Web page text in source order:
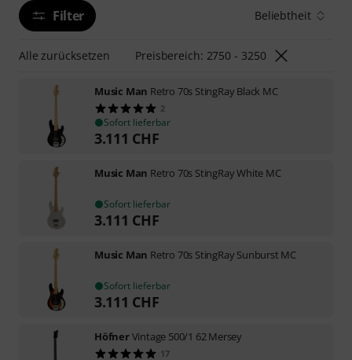
Filter Beliebtheit
Alle zurücksetzen Preisbereich: 2750 - 3250
Music Man Retro 70s StingRay Black MC
2
Sofort lieferbar
3.111 CHF
Music Man Retro 70s StingRay White MC
Sofort lieferbar
3.111 CHF
Music Man Retro 70s StingRay Sunburst MC
Sofort lieferbar
3.111 CHF
HöfnerVintage 500/1 62 Mersey
17